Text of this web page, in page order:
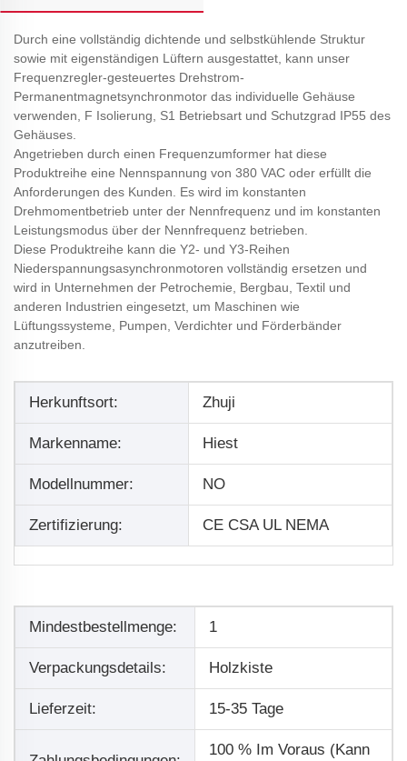
Durch eine vollständig dichtende und selbstkühlende Struktur
sowie mit eigenständigen Lüftern ausgestattet, kann unser
Frequenzregler-gesteuertes Drehstrom-
Permanentmagnetsynchronmotor das individuelle Gehäuse
verwenden, F Isolierung, S1 Betriebsart und Schutzgrad IP55 des
Gehäuses.
Angetrieben durch einen Frequenzumformer hat diese
Produktreihe eine Nennspannung von 380 VAC oder erfüllt die
Anforderungen des Kunden. Es wird im konstanten
Drehmomentbetrieb unter der Nennfrequenz und im konstanten
Leistungsmodus über der Nennfrequenz betrieben.
Diese Produktreihe kann die Y2- und Y3-Reihen
Niederspannungsasynchronmotoren vollständig ersetzen und
wird in Unternehmen der Petrochemie, Bergbau, Textil und
anderen Industrien eingesetzt, um Maschinen wie
Lüftungssysteme, Pumpen, Verdichter und Förderbänder
anzutreiben.
Herkunftsort: Zhuji
Markenname: Hiest
Modellnummer: NO
Zertifizierung: CE CSA UL NEMA
Mindestbestellmenge: 1
Verpackungsdetails: Holzkiste
Lieferzeit: 15-35 Tage
100 % Im Voraus (kann